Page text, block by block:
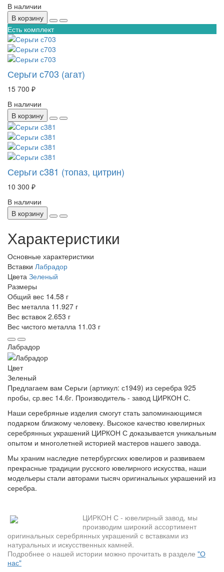
В наличии
В корзину
Есть комплект
Серьги с703 (агат)
15 700 ₽
В наличии
В корзину
Серьги с381 (топаз, цитрин)
10 300 ₽
В наличии
В корзину
Характеристики
Основные характеристики
Вставки Лабрадор
Цвета Зеленый
Размеры
Общий вес 14.58 г
Вес металла 11.927 г
Вес вставок 2.653 г
Вес чистого металла 11.03 г
Лабрадор
Цвет
Зеленый
Предлагаем вам Серьги (артикул: с1949) из серебра 925
пробы, ср.вес 14.6г. Производитель - завод ЦИРКОН С.
Наши серебряные изделия смогут стать запоминающимся
подарком близкому человеку. Высокое качество ювелирных
серебрянных украшений ЦИРКОН С доказывается уникальным
опытом и многолетней историей мастеров нашего завода.
Мы храним наследие петербургских ювелиров и развиваем
прекрасные традиции русского ювелирного искусства, наши
модельеры стали авторами тысяч оригинальных украшений из
серебра.
ЦИРКОН С - ювелирный завод, мы
производим широкий ассортимент
оригинальных серебрянных украшений с вставками из
натуральных и искусственных камней.
Подробнее о нашей истории можно прочитать в разделе "О
нас"